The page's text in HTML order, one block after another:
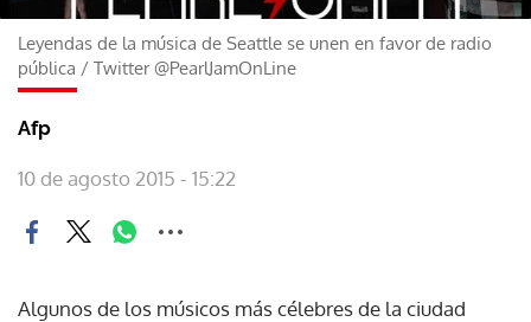
Leyendas de la música de Seattle se unen en favor de radio
pública / Twitter @PearlJamOnLine
Afp
10 de agosto 2015 - 15:22
Algunos de los músicos más célebres de la ciudad